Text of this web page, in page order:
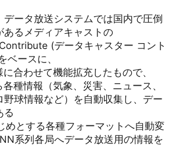
データ放送システムでは国内で圧倒
あるメディアキャストの
(データキャスター コント
ベースに、
合わせて機能拡充したもので、
種情報（気象、災害、ニュース、
野球情報など）を自動収集し、デー
る
めとする各種フォーマットへ自動変
系列各局へデータ放送用の情報を